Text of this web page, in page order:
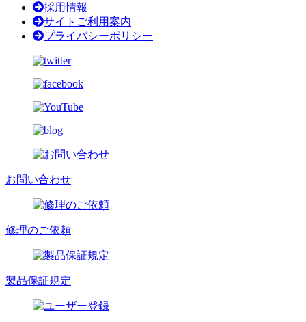
採用情報
サイトご利用案内
プライバシーポリシー
お問い合わせ
修理のご依頼
製品保証規定